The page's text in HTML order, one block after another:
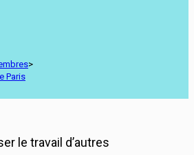
>
Paris
le travail d’autres